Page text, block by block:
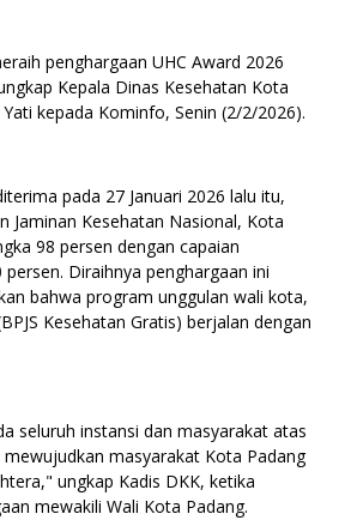
penghargaan UHC Award 2026
Kepala Dinas Kesehatan Kota
kepada Kominfo, Senin (2/2/2026).
pada 27 Januari 2026 lalu itu,
Jaminan Kesehatan Nasional, Kota
98 persen dengan capaian
Diraihnya penghargaan ini
bahwa program unggulan wali kota,
Kesehatan Gratis) berjalan dengan
seluruh instansi dan masyarakat atas
masyarakat Kota Padang
ungkap Kadis DKK, ketika
mewakili Wali Kota Padang.